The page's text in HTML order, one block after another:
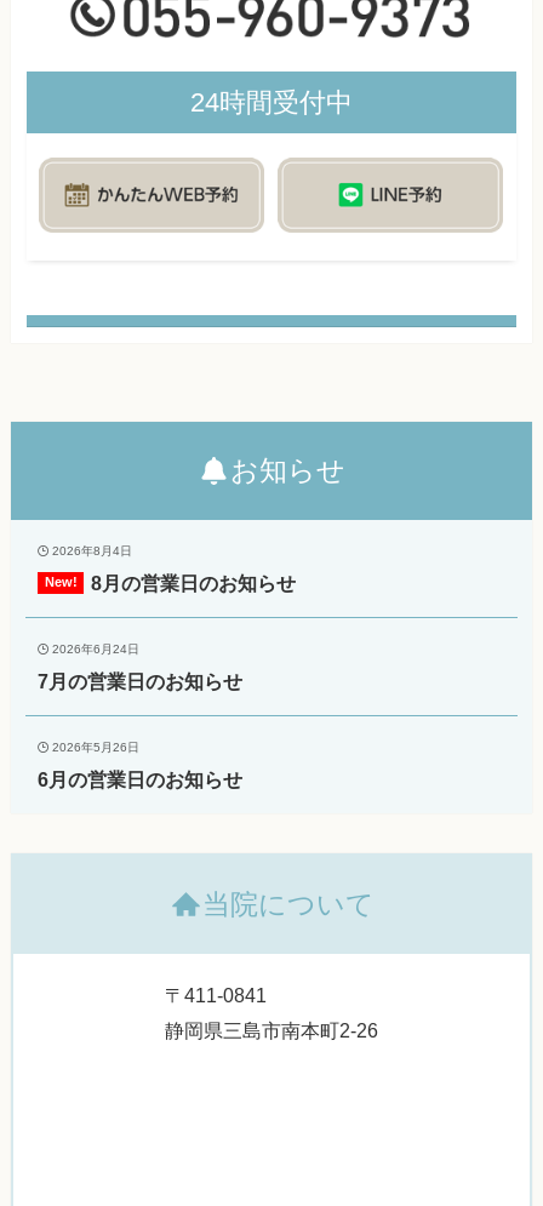
24時間受付中
お知らせ
2026年8月4日
8月の営業日のお知らせ
2026年6月24日
7月の営業日のお知らせ
2026年5月26日
6月の営業日のお知らせ
当院について
〒411-0841
静岡県三島市南本町2-26